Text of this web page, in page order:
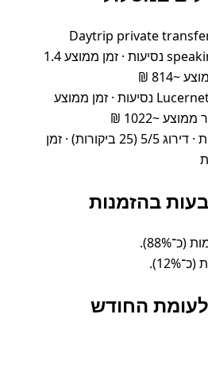
Daytrip private
speaking driver – 44 נסיעות · זמן ממוצע 1.4
~814 ₪
Lucernetransfers – 15 נסיעות · זמן ממוצע
SBB – 14 נסיעות · דירוג 5/5 (25 ביקורות) · זמן
בהזמנות
החודש